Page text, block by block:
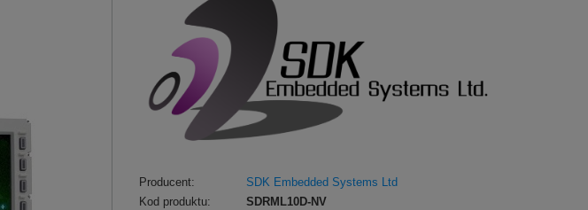
Producent:
SDK Embedded Systems Ltd
Kod produktu:
SDRML10D-NV